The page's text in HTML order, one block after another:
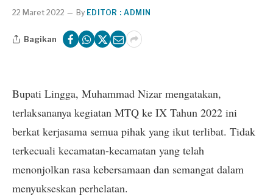
22 Maret 2022 By EDITOR : ADMIN
Bagikan
Bupati Lingga, Muhammad Nizar mengatakan,
terlaksananya kegiatan MTQ ke IX Tahun 2022 ini
berkat kerjasama semua pihak yang ikut terlibat. Tidak
terkecuali kecamatan-kecamatan yang telah
menonjolkan rasa kebersamaan dan semangat dalam
menyukseskan perhelatan.